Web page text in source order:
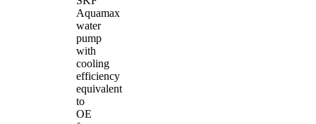
Aquamax
water
pump
with
cooling
efficiency
equivalent
to
OE